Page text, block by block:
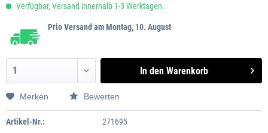
Verfügbar, Versand innerhalb 1-3 Werktagen.
Prio Versand am Montag, 10. August
In den Warenkorb
Merken Bewerten
Artikel-Nr.: 271695